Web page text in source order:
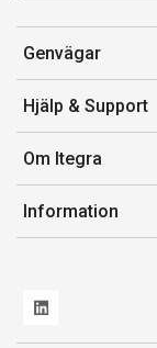
Genvägar
Min sida
Orderhistorik
Fakturor & Kvitton
Inköpslistor
Hjälp & Support
Kundservice
Retur
Transportskada
Om Itegra
Om oss
Vi är Itegra
Whistleblowing
Norwegian
Information